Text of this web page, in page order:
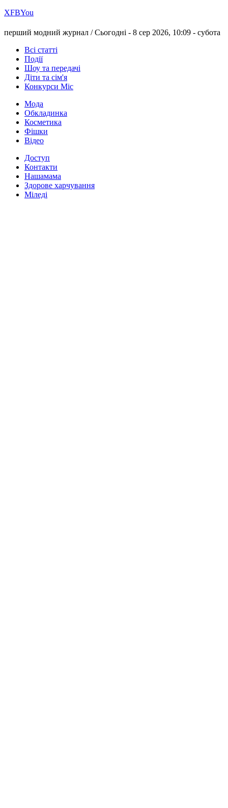
ХFBYou
перший модний журнал /Сьогодні - 8 сер 2026, 10:09 - субота
Всі статті
Події
Шоу та передачі
Діти та сім'я
Конкурси Міс
Мода
Обкладинка
Косметика
Фішки
Відео
Доступ
Контакти
Нашамама
Здорове харчування
Міледі